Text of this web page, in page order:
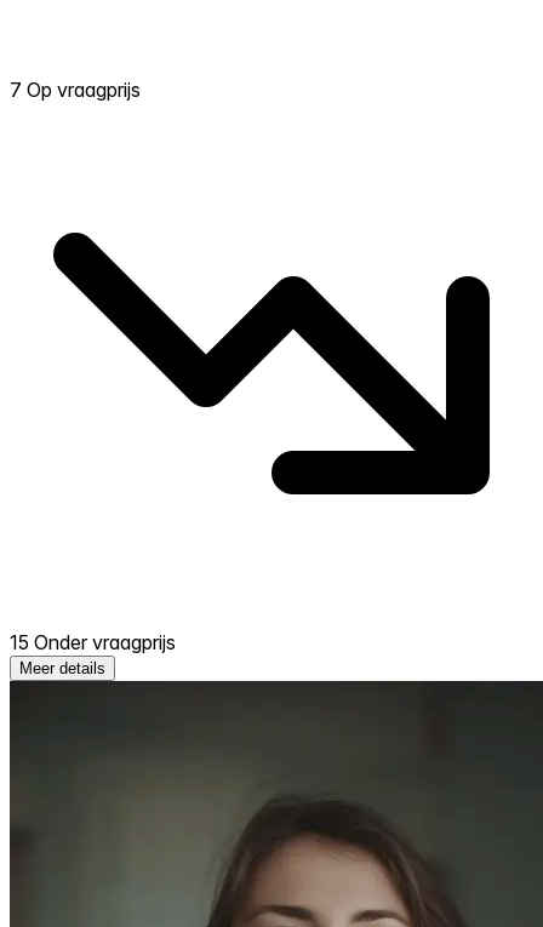
7 Op vraagprijs
15 Onder vraagprijs
Meer details